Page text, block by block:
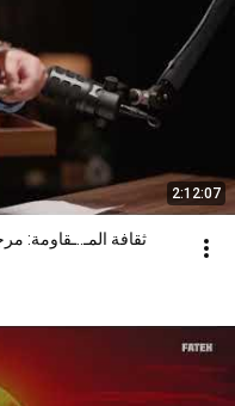
2:12:07
ثقافة المـ..ـقاومة: